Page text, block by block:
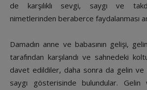
de karşılıklı sevgi, saygı ve
nimetlerinden beraberce faydalanması
Damadın anne ve babasının gelişi,
tarafından karşılandı ve sahnedeki
davet edildiler, daha sonra da gelin
saygı gösterisinde bulundular. Gelin